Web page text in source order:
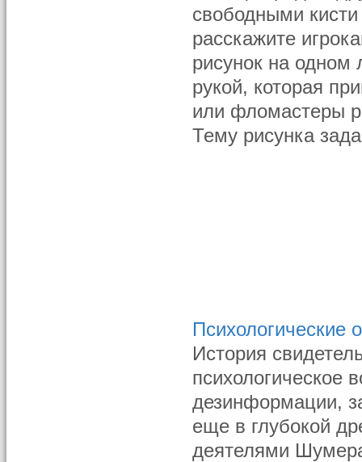
свободными
расскажите
рисунок на одном
рукой, которая
или фломастеры
Тему рисунка
Психологические
История
психологическое
дезинформации,
еще в глубокой
деятелями